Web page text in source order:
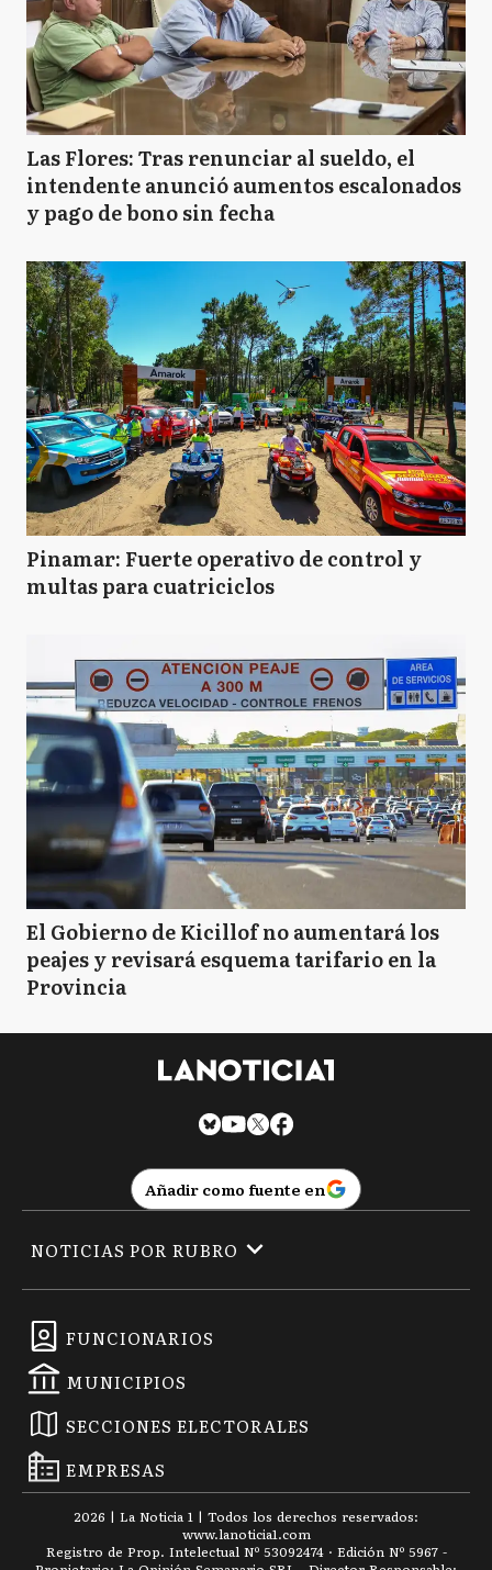
Las Flores: Tras renunciar al sueldo, el
intendente anunció aumentos escalonados
y pago de bono sin fecha
Pinamar: Fuerte operativo de control y
multas para cuatriciclos
El Gobierno de Kicillof no aumentará los
peajes y revisará esquema tarifario en la
Provincia
Añadir como fuente en
FUNCIONARIOS
MUNICIPIOS
SECCIONES ELECTORALES
EMPRESAS
NOTICIAS POR RUBRO
2026 | La Noticia 1 | Todos los derechos reservados:
www.lanoticia1.com
Registro de Prop. Intelectual Nº 53092474 · Edición Nº 5967 -